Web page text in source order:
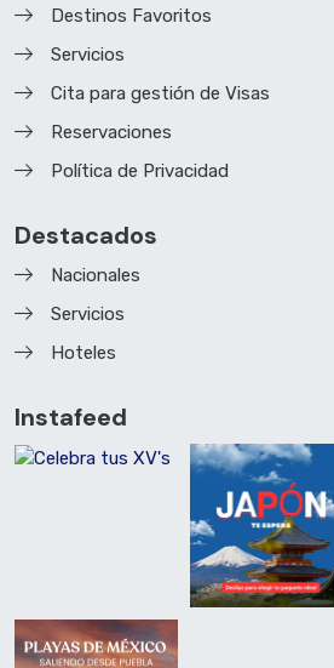
Destinos Favoritos
Servicios
Cita para gestión de Visas
Reservaciones
Política de Privacidad
Destacados
Nacionales
Servicios
Hoteles
Instafeed